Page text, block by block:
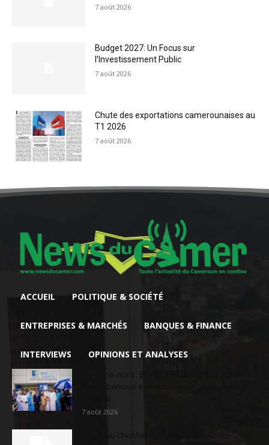
7 août 2026
Budget 2027: Un Focus sur
l’Investissement Public
7 août 2026
Chute des exportations camerounaises au
T1 2026
7 août 2026
ACCUEIL POLITIQUE & SOCIÉTÉ
ENTREPRISES & MARCHÉS BANQUES & FINANCE
INTERVIEWS OPINIONS ET ANALYSES
7 août 2026